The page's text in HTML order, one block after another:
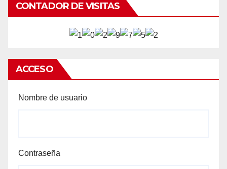
CONTADOR DE VISITAS
ACCESO
Nombre de usuario
Contraseña